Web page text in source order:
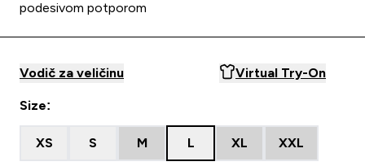
podesivom potporom
Vodič za veličinu Virtual Try-On
Size:
XS S M L XL XXL